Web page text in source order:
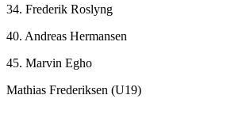
34. Frederik Roslyng
40. Andreas Hermansen
45. Marvin Egho
Mathias Frederiksen (U19)